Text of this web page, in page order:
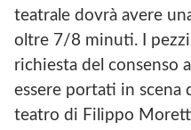
teatrale dovrà avere
oltre 7/8 minuti. I
richiesta del consenso
essere portati in scena
teatro di Filippo